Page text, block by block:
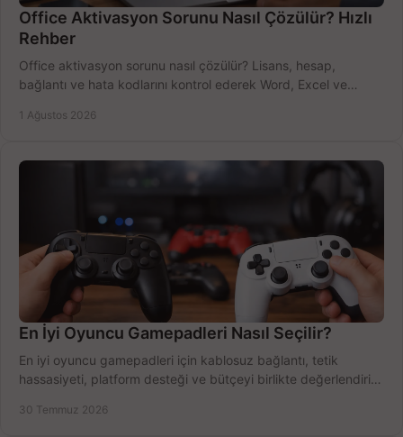
Office Aktivasyon Sorunu Nasıl Çözülür? Hızlı
Rehber
Office aktivasyon sorunu nasıl çözülür? Lisans, hesap,
bağlantı ve hata kodlarını kontrol ederek Word, Excel ve
1 Ağustos 2026
En İyi Oyuncu Gamepadleri Nasıl Seçilir?
En iyi oyuncu gamepadleri için kablosuz bağlantı, tetik
hassasiyeti, platform desteği ve bütçeyi birlikte değerlendirin;
30 Temmuz 2026